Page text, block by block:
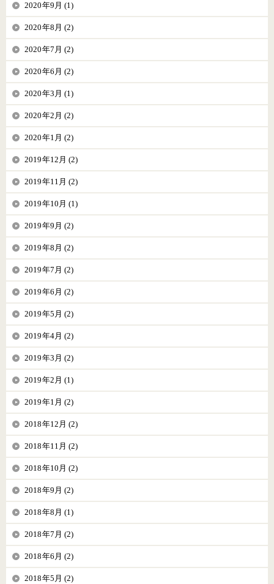
2020年9月 (1)
2020年8月 (2)
2020年7月 (2)
2020年6月 (2)
2020年3月 (1)
2020年2月 (2)
2020年1月 (2)
2019年12月 (2)
2019年11月 (2)
2019年10月 (1)
2019年9月 (2)
2019年8月 (2)
2019年7月 (2)
2019年6月 (2)
2019年5月 (2)
2019年4月 (2)
2019年3月 (2)
2019年2月 (1)
2019年1月 (2)
2018年12月 (2)
2018年11月 (2)
2018年10月 (2)
2018年9月 (2)
2018年8月 (1)
2018年7月 (2)
2018年6月 (2)
2018年5月 (2)